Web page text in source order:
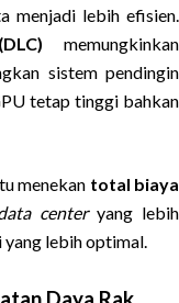
menjadi lebih efisien.
memungkinkan
sistem pendingin
tetap tinggi bahkan
menekan total biaya
centeryang lebih
lebih optimal.